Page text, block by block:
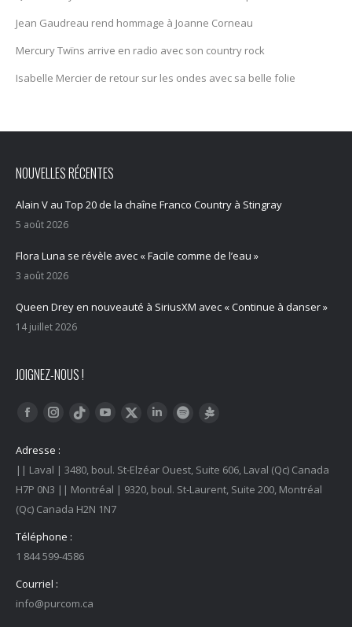
Jean Gaudreau rend hommage à Joanne Corneau
Mercury Twïns arrive en radio avec son country rock
Isabelle Mercier de retour sur les ondes avec sa belle folie
NOUVELLES RÉCENTES
Alain V au Top 20 de la chaîne Franco Country à Stingray
5 août 2026
Flora Luna se révèle avec « Facile comme de l’eau »
3 août 2026
Queen Drey en nouveauté à SiriusXM avec « Continue à danser »
14 juillet 2026
JOIGNEZ-NOUS !
Trouvez nous sur :
FacebookInstagram
Tiktok YouTubeTwitter LinkedInSpotify
Adresse :
|| Laval | 3480, boul. St-Elzéar Ouest, Suite 606, Laval (Qc) Canada
H7P 0N3 || Montréal | 9320, boul. St-Laurent, Suite 200, Montréal
(Qc) Canada H2N 1N7
Téléphone :
1 844 599-4586
Courriel :
info@purcom.ca